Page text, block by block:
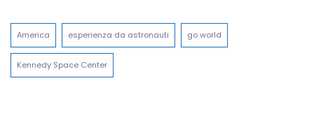
Link
America esperienza da astronauti go world
Kennedy Space Center